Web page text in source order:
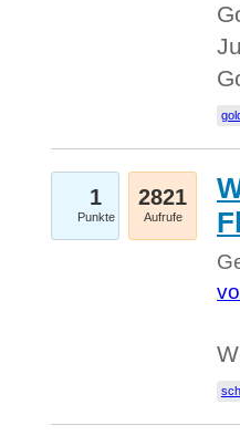
1
Punkte
2821
Aufrufe